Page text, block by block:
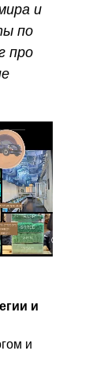
и
по
про
и
и